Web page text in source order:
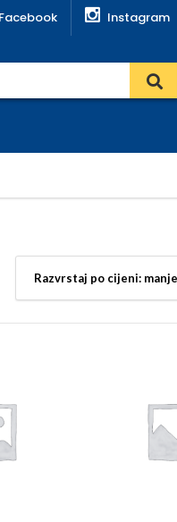
Facebook Instagram